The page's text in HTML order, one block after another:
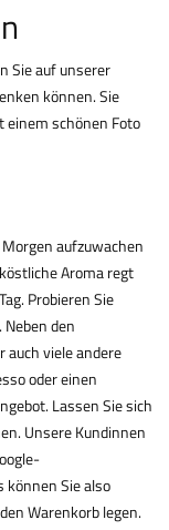
Sie auf unserer
können. Sie
einem schönen Foto
aufzuwachen
Aroma regt
Probieren Sie
den
viele andere
oder einen
Lassen Sie sich
Unsere Kundinnen
Sie also
Warenkorb legen.